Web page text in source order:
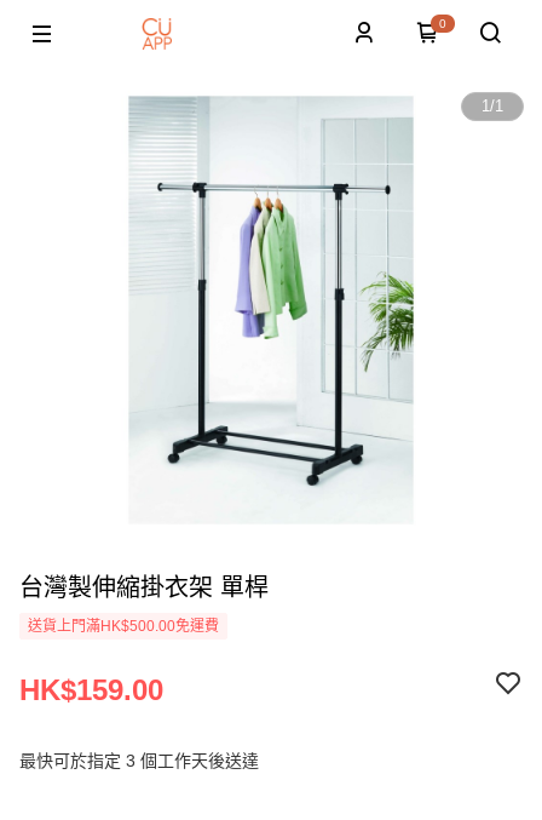
0
1/1
台灣製伸縮掛衣架 單桿
送貨上門滿HK$500.00免運費
HK$159.00
最快可於指定 3 個工作天後送達